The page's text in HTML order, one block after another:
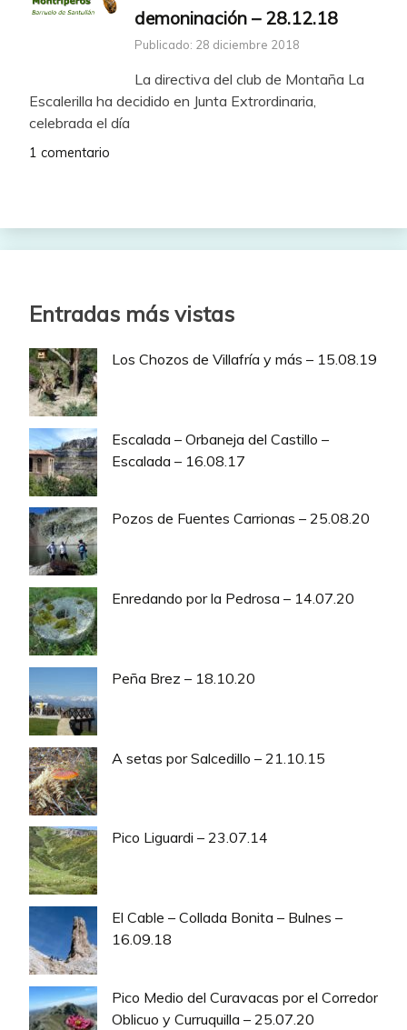
demoninación – 28.12.18
Publicado: 28 diciembre 2018
La directiva del club de Montaña La
Escalerilla ha decidido en Junta Extrordinaria,
celebrada el día
1 comentario
Entradas más vistas
Los Chozos de Villafría y más – 15.08.19
Escalada – Orbaneja del Castillo –
Escalada – 16.08.17
Pozos de Fuentes Carrionas – 25.08.20
Enredando por la Pedrosa – 14.07.20
Peña Brez – 18.10.20
A setas por Salcedillo – 21.10.15
Pico Liguardi – 23.07.14
El Cable – Collada Bonita – Bulnes –
16.09.18
Pico Medio del Curavacas por el Corredor
Oblicuo y Curruquilla – 25.07.20